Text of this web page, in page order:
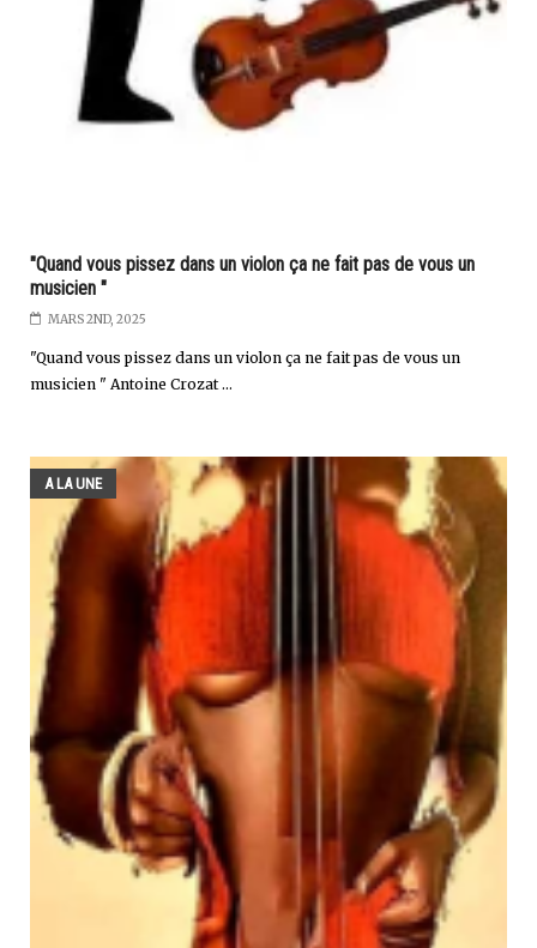
"Quand vous pissez dans un violon ça ne fait pas de vous un
musicien "
MARS 2ND, 2025
"Quand vous pissez dans un violon ça ne fait pas de vous un
musicien " Antoine Crozat ...
A LA UNE